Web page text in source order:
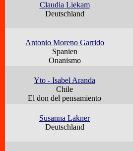
Claudia Liekam
Deutschland
Antonio Moreno Garrido
Spanien
Onanismo
Yto - Isabel Aranda
Chile
El don del pensamiento
Susanna Lakner
Deutschland